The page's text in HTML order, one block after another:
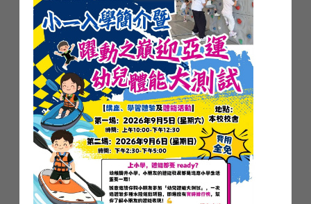
08月18日 14/7-24/8 暑假 共42日 (假期)
08月19日 14/7-24/8 暑假 共42日 (假期)
08月20日 14/7-24/8 暑假 共42日 (假期)
08月21日 14/7-24/8 暑假 共42日 (假期)
08月24日 14/7-24/8 暑假 共42日 (假期)
08月25日 25/8-27/8準備新學期學習日
08月26日 25/8-27/8準備新學期學習日
08月27日 25/8-27/8準備新學期學習日
2526 小六畢業茶會